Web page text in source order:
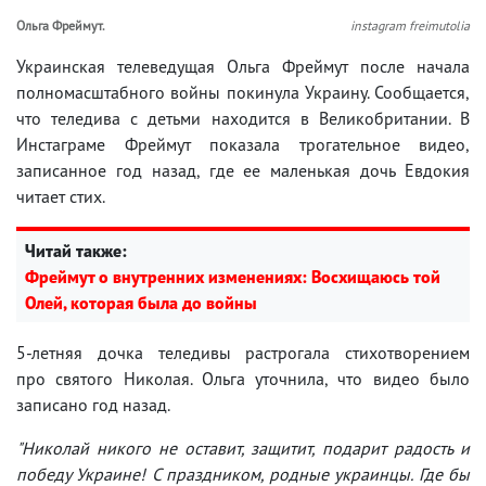
Ольга Фреймут. instagram freimutolia
Украинская телеведущая Ольга Фреймут после начала
полномасштабного войны покинула Украину. Сообщается,
что теледива с детьми находится в Великобритании. В
Инстаграме Фреймут показала трогательное видео,
записанное год назад, где ее маленькая дочь Евдокия
читает стих.
Читай также:
Фреймут о внутренних изменениях: Восхищаюсь той
Олей, которая была до войны
5-летняя дочка теледивы растрогала стихотворением
про святого Николая. Ольга уточнила, что видео было
записано год назад.
"Николай никого не оставит, защитит, подарит радость и
победу Украине! С праздником, родные украинцы. Где бы